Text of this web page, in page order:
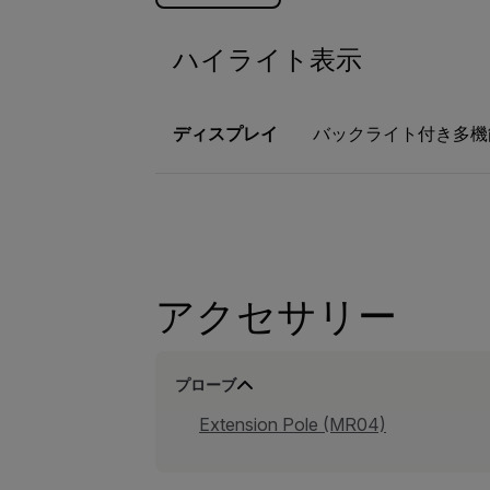
ハイライト表示
ディスプレイ バックライト付き多
アクセサリー
プローブ
Extension Pole (MR04)